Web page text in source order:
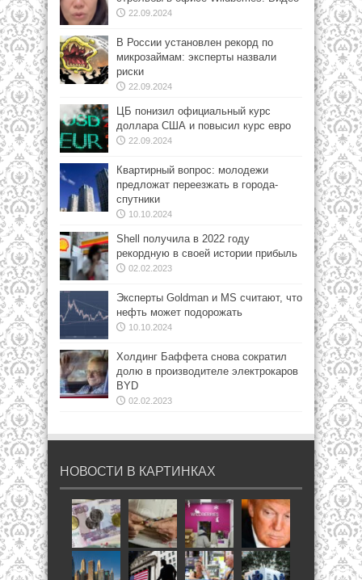
22.09.2024
В России установлен рекорд по
микрозаймам: эксперты назвали
риски
22.09.2024
ЦБ понизил официальный курс
доллара США и повысил курс евро
22.09.2024
Квартирный вопрос: молодежи
предложат переезжать в города-
спутники
10.10.2024
Shell получила в 2022 году
рекордную в своей истории прибыль
02.02.2023
Эксперты Goldman и MS считают, что
нефть может подорожать
10.10.2024
Холдинг Баффета снова сократил
долю в производителе электрокаров
BYD
02.02.2023
НОВОСТИ В КАРТИНКАХ